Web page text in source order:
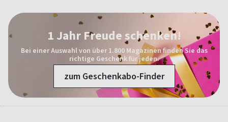
1 Jahr Freude schenken!
Bei einer Auswahl von über 1.800 Magazinen finden Sie das
richtige Geschenk für jeden.
zum Geschenkabo-Finder